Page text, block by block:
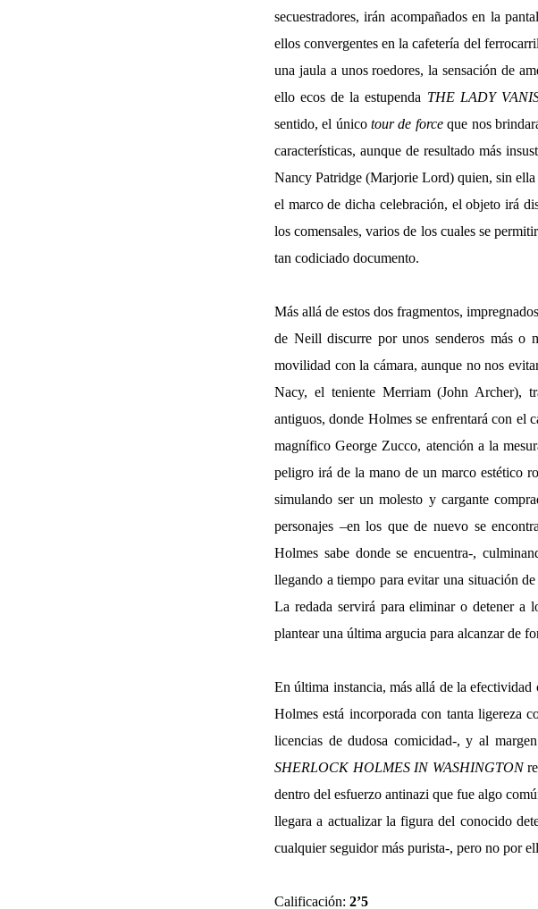
secuestradores, irán acompañados en la
ellos convergentes en la cafetería del
una jaula a unos roedores, la sensación de
ello ecos de la estupenda THE LADY
sentido, el únicotour de forceque nos
características, aunque de resultado más
Nancy Patridge (Marjorie Lord) quien, sin ella
el marco de dicha celebración, el objeto irá
los comensales, varios de los cuales se
tan codiciado documento.
Más allá de estos dos fragmentos,
de Neill discurre por unos senderos más o
movilidad con la cámara, aunque no nos
Nacy, el teniente Merriam (John Archer),
antiguos, donde Holmes se enfrentará con
magnífico George Zucco, atención a la
peligro irá de la mano de un marco estético
simulando ser un molesto y cargante
personajes –en los que de nuevo se
Holmes sabe donde se encuentra-,
llegando a tiempo para evitar una situación
La redada servirá para eliminar o detener a
plantear una última argucia para alcanzar de
En última instancia, más allá de la
Holmes está incorporada con tanta ligereza
licencias de dudosa comicidad-, y al
SHERLOCK HOLMES IN WASHINGTON
dentro del esfuerzo antinazi que fue algo
llegara a actualizar la figura del conocido
cualquier seguidor más purista-, pero no por
Calificación: 2’5